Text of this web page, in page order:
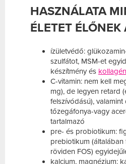
HASZNÁLATA
ÉLETET
ízületvédő:
szulfátot, MSM-et
készítmény és kollagén
C-vitamin: nem kell
mg), de legyen retard
felszívódású),
tőzegáfonya-vagy
tartalmazó
pre- és probiotikum:
prebiotikum
röviden FOS)
kalcium, magnézium: